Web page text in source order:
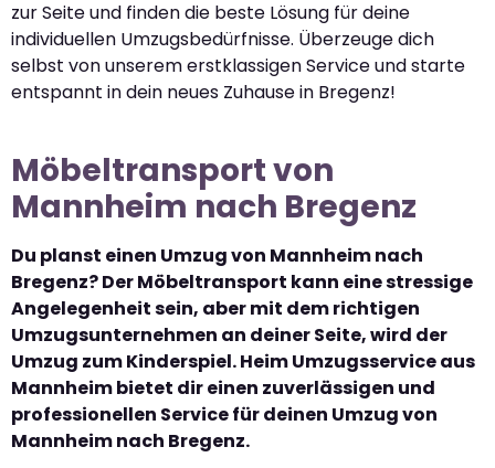
zur Seite und finden die beste Lösung für deine
individuellen Umzugsbedürfnisse. Überzeuge dich
selbst von unserem erstklassigen Service und starte
entspannt in dein neues Zuhause in Bregenz!
Möbeltransport von
Mannheim nach Bregenz
Du planst einen Umzug von Mannheim nach
Bregenz? Der Möbeltransport kann eine stressige
Angelegenheit sein, aber mit dem richtigen
Umzugsunternehmen an deiner Seite, wird der
Umzug zum Kinderspiel. Heim Umzugsservice aus
Mannheim bietet dir einen zuverlässigen und
professionellen Service für deinen Umzug von
Mannheim nach Bregenz.